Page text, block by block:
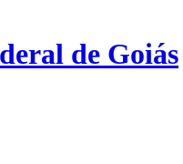
de Goiás